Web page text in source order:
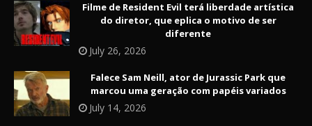
Filme de Resident Evil terá liberdade artística
do diretor, que eplica o motivo de ser
diferente
July 26, 2026
Falece Sam Neill, ator de Jurassic Park que
marcou uma geração com papéis variados
July 14, 2026